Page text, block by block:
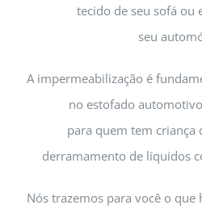
tecido de seu sofá ou
seu
A impermeabilização é
no estofado
para quem tem criança
derramamento de líquidos
Nós trazemos para você o